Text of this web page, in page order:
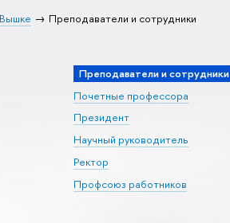
Преподаватели и сотрудники
Преподаватели и сотрудники
Почетные профессора
Президент
Научный руководитель
Ректор
Профсоюз работников